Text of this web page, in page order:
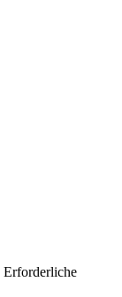
Erforderliche